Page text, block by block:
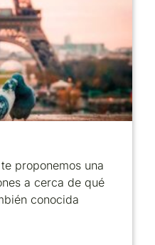
proponemos una
a cerca de qué
conocida